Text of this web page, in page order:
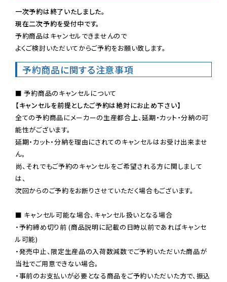
一次予約は終了いたしました。
現在二次予約を受付中です。
予約商品はキャンセルできませんので
よくご検討いただいてからご予約をお願い致します。
予約商品に関する注意事項
【キャンセルを前提としたご予約は絶対にお止め下さい】
全ての予約商品にメーカーの生産都合上、延期・カット・分納の可
能性がございます。
延期・カット・分納を理由にされてのキャンセルはお受け出来ませ
ん。
尚、それでもご予約のキャンセルをご希望される方に関しまして
は、
次回からのご予約をお断りさせていただく場合もございます。
■ キャンセル可能な場合、キャンセル扱いとなる場合
・予約締め切り前 (商品説明に記載の日時以前であればキャンセ
ル可能)
・発売中止、限定生産品の入荷数減数でご予約いただいた商品が
当社でご用意できない場合。
・事前のお支払いが必要となる商品をご予約いただいた方で、振込